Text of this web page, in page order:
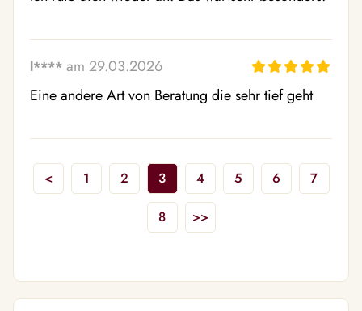
l**** am 29.03.2026
Eine andere Art von Beratung die sehr tief geht
< 1 2 3 4 5 6 7
8 >>